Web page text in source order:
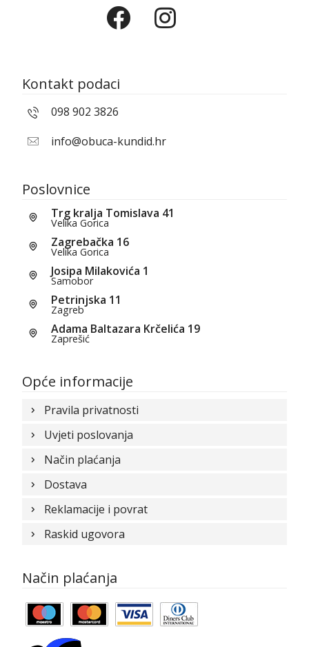
Kontakt podaci
098 902 3826
info@obuca-kundid.hr
Poslovnice
Trg kralja Tomislava 41
Velika Gorica
Zagrebačka 16
Velika Gorica
Josipa Milakovića 1
Samobor
Petrinjska 11
Zagreb
Adama Baltazara Krčelića 19
Zaprešić
Opće informacije
Pravila privatnosti
Uvjeti poslovanja
Način plaćanja
Dostava
Reklamacije i povrat
Raskid ugovora
Način plaćanja